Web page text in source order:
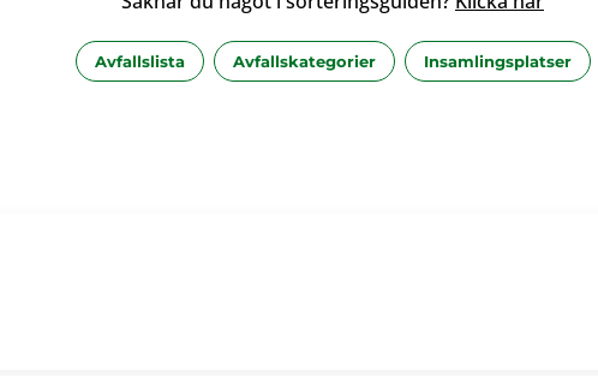
Avfallslista Avfallskategorier Insamlingsplatser